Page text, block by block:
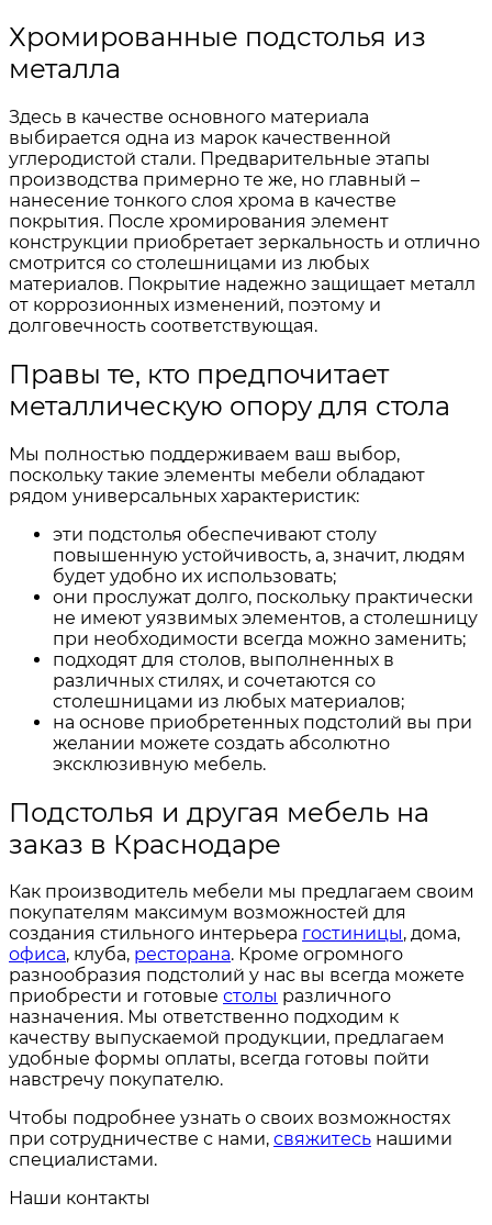
Хромированные подстолья из
металла
Здесь в качестве основного материала
выбирается одна из марок качественной
углеродистой стали. Предварительные этапы
производства примерно те же, но главный –
нанесение тонкого слоя хрома в качестве
покрытия. После хромирования элемент
конструкции приобретает зеркальность и отлично
смотрится со столешницами из любых
материалов. Покрытие надежно защищает металл
от коррозионных изменений, поэтому и
долговечность соответствующая.
Правы те, кто предпочитает
металлическую опору для стола
Мы полностью поддерживаем ваш выбор,
поскольку такие элементы мебели обладают
рядом универсальных характеристик:
эти подстолья обеспечивают столу
повышенную устойчивость, а, значит, людям
будет удобно их использовать;
они прослужат долго, поскольку практически
не имеют уязвимых элементов, а столешницу
при необходимости всегда можно заменить;
подходят для столов, выполненных в
различных стилях, и сочетаются со
столешницами из любых материалов;
на основе приобретенных подстолий вы при
желании можете создать абсолютно
эксклюзивную мебель.
Подстолья и другая мебель на
заказ в Краснодаре
Как производитель мебели мы предлагаем своим
покупателям максимум возможностей для
создания стильного интерьера гостиницы, дома,
офиса, клуба, ресторана. Кроме огромного
разнообразия подстолий у нас вы всегда можете
приобрести и готовые столы различного
назначения. Мы ответственно подходим к
качеству выпускаемой продукции, предлагаем
удобные формы оплаты, всегда готовы пойти
навстречу покупателю.
Чтобы подробнее узнать о своих возможностях
при сотрудничестве с нами, свяжитесь нашими
специалистами.
Наши контакты